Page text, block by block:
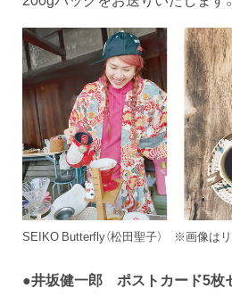
SEIKO Butterfly（松田聖子） ※画像は
●井坂健一郎 ポストカード5枚